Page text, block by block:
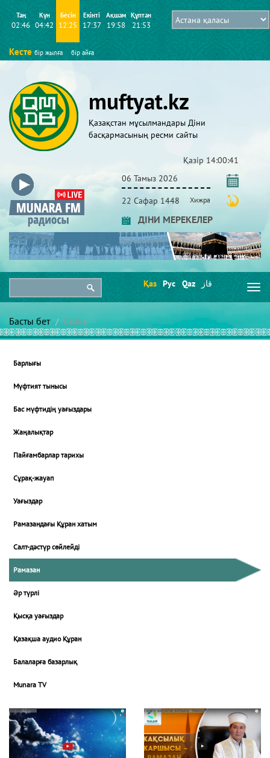
Таң
02:46
Күн
04:42
Бесін
12:25
Екінті
17:37
Ақшам
19:58
Құптан
21:53
Кесте бір жылға бір айға
muftyat.kz
Қазақстан мұсылмандары Діни
басқармасының ресми сайты
Қазір 14:00:41
06 Тамыз 2026
22 Сафар 1448 Хижра
ДІНИ МЕРЕКЕЛЕР
Қаз Рус Qaz قاز
Басты бет Бейне
Барлығы
Мүфтият тынысы
Бас мүфтидің уағыздары
Жаңалықтар
Пайғамбарлар тарихы
Сұрақ-жауап
Уағыздар
Рамазандағы Құран хатым
Салт-дәстүр сөйлейді
Рамазан
Әр түрлі
Қысқа уағыздар
Қазақша аудио Құран
Балаларға базарлық
Munara TV